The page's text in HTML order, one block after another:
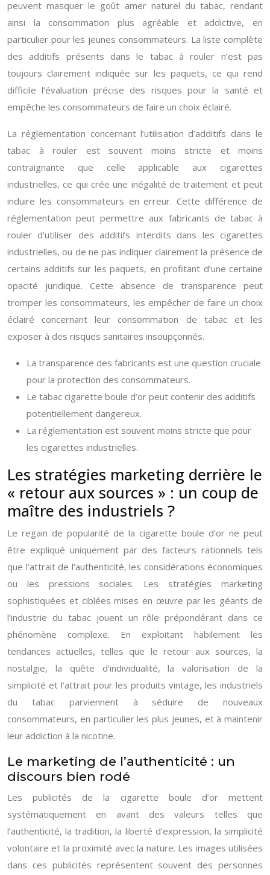
peuvent masquer le goût amer naturel du tabac, rendant
ainsi la consommation plus agréable et addictive, en
particulier pour les jeunes consommateurs. La liste complète
des additifs présents dans le tabac à rouler n’est pas
toujours clairement indiquée sur les paquets, ce qui rend
difficile l’évaluation précise des risques pour la santé et
empêche les consommateurs de faire un choix éclairé.
La réglementation concernant l’utilisation d’additifs dans le
tabac à rouler est souvent moins stricte et moins
contraignante que celle applicable aux cigarettes
industrielles, ce qui crée une inégalité de traitement et peut
induire les consommateurs en erreur. Cette différence de
réglementation peut permettre aux fabricants de tabac à
rouler d’utiliser des additifs interdits dans les cigarettes
industrielles, ou de ne pas indiquer clairement la présence de
certains additifs sur les paquets, en profitant d’une certaine
opacité juridique. Cette absence de transparence peut
tromper les consommateurs, les empêcher de faire un choix
éclairé concernant leur consommation de tabac et les
exposer à des risques sanitaires insoupçonnés.
La transparence des fabricants est une question cruciale
pour la protection des consommateurs.
Le tabac cigarette boule d’or peut contenir des additifs
potentiellement dangereux.
La réglementation est souvent moins stricte que pour
les cigarettes industrielles.
Les stratégies marketing derrière le
« retour aux sources » : un coup de
maître des industriels ?
Le regain de popularité de la cigarette boule d’or ne peut
être expliqué uniquement par des facteurs rationnels tels
que l’attrait de l’authenticité, les considérations économiques
ou les pressions sociales. Les stratégies marketing
sophistiquées et ciblées mises en œuvre par les géants de
l’industrie du tabac jouent un rôle prépondérant dans ce
phénomène complexe. En exploitant habilement les
tendances actuelles, telles que le retour aux sources, la
nostalgie, la quête d’individualité, la valorisation de la
simplicité et l’attrait pour les produits vintage, les industriels
du tabac parviennent à séduire de nouveaux
consommateurs, en particulier les plus jeunes, et à maintenir
leur addiction à la nicotine.
Le marketing de l’authenticité : un
discours bien rodé
Les publicités de la cigarette boule d’or mettent
systématiquement en avant des valeurs telles que
l’authenticité, la tradition, la liberté d’expression, la simplicité
volontaire et la proximité avec la nature. Les images utilisées
dans ces publicités représentent souvent des personnes